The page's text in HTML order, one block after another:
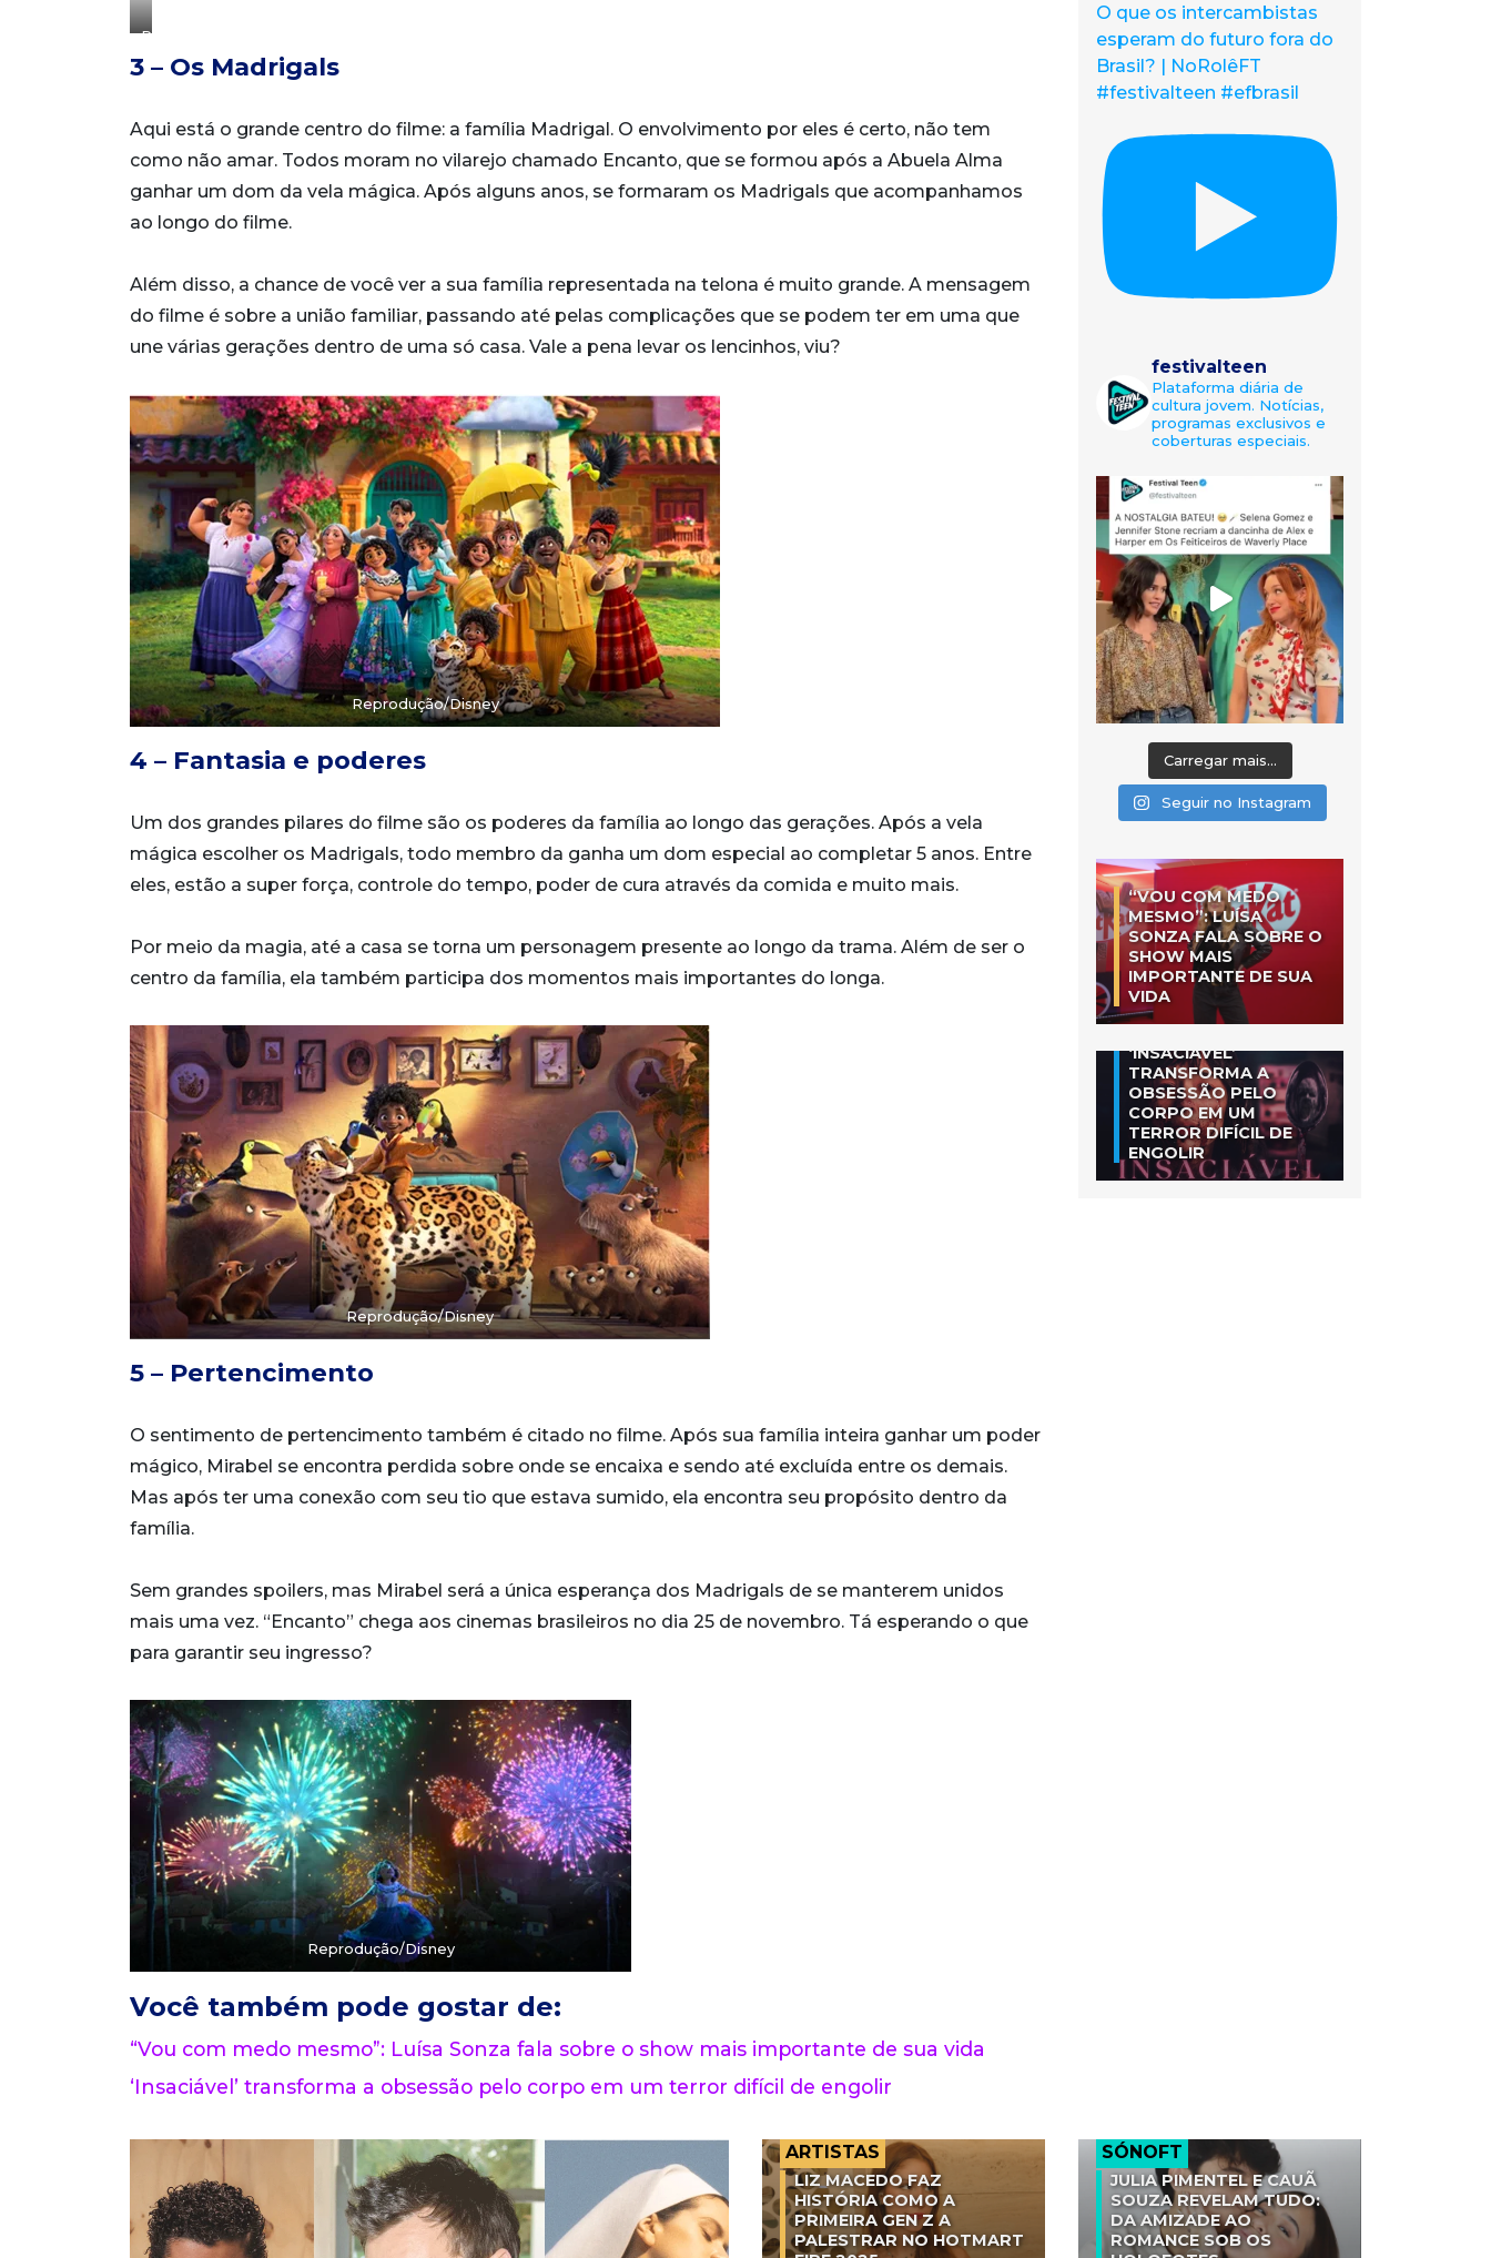
Reprodução/Disney
3 – Os Madrigals
Aqui está o grande centro do filme: a família Madrigal. O envolvimento por eles é certo, não tem
como não amar. Todos moram no vilarejo chamado Encanto, que se formou após a Abuela Alma
ganhar um dom da vela mágica. Após alguns anos, se formaram os Madrigals que acompanhamos
ao longo do filme.
Além disso, a chance de você ver a sua família representada na telona é muito grande. A mensagem
do filme é sobre a união familiar, passando até pelas complicações que se podem ter em uma que
une várias gerações dentro de uma só casa. Vale a pena levar os lencinhos, viu?
Reprodução/Disney
4 – Fantasia e poderes
Um dos grandes pilares do filme são os poderes da família ao longo das gerações. Após a vela
mágica escolher os Madrigals, todo membro da ganha um dom especial ao completar 5 anos. Entre
eles, estão a super força, controle do tempo, poder de cura através da comida e muito mais.
Por meio da magia, até a casa se torna um personagem presente ao longo da trama. Além de ser o
centro da família, ela também participa dos momentos mais importantes do longa.
Reprodução/Disney
5 – Pertencimento
O sentimento de pertencimento também é citado no filme. Após sua família inteira ganhar um poder
mágico, Mirabel se encontra perdida sobre onde se encaixa e sendo até excluída entre os demais.
Mas após ter uma conexão com seu tio que estava sumido, ela encontra seu propósito dentro da
família.
Sem grandes spoilers, mas Mirabel será a única esperança dos Madrigals de se manterem unidos
mais uma vez. “Encanto” chega aos cinemas brasileiros no dia 25 de novembro. Tá esperando o que
para garantir seu ingresso?
Reprodução/Disney
Você também pode gostar de:
“Vou com medo mesmo”: Luísa Sonza fala sobre o show mais importante de sua vida
‘Insaciável’ transforma a obsessão pelo corpo em um terror difícil de engolir
O que os intercambistas
esperam do futuro fora do
Brasil? | NoRolêFT
#festivalteen #efbrasil
festivalteen
Plataforma diária de
cultura jovem. Notícias,
programas exclusivos e
coberturas especiais.
Carregar mais...
Seguir no Instagram
“VOU COM MEDO
MESMO”: LUÍSA
SONZA FALA SOBRE O
SHOW MAIS
IMPORTANTE DE SUA
VIDA
‘INSACIÁVEL’
TRANSFORMA A
OBSESSÃO PELO
CORPO EM UM
TERROR DIFÍCIL DE
ENGOLIR
ARTISTAS
LIZ MACEDO FAZ
HISTÓRIA COMO A
PRIMEIRA GEN Z A
PALESTRAR NO HOTMART
SÓNOFT
JULIA PIMENTEL E CAUÃ
SOUZA REVELAM TUDO:
DA AMIZADE AO
ROMANCE SOB OS